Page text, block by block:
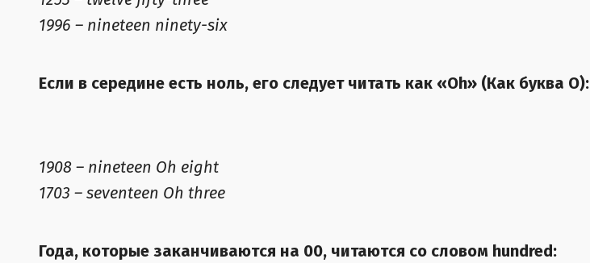
1996 – nineteen ninety-six
Если в середине есть ноль, его следует читать как «Oh» (Как буква О):
1908 – nineteen Oh eight
1703 – seventeen Oh three
Года, которые заканчиваются на 00, читаются со словом hundred: